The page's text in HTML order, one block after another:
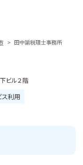
田中諭税理士事務所
ビル２階
ス利用